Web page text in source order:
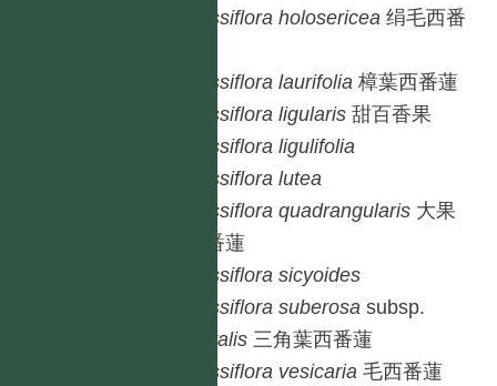
Passiflora holosericea 绢毛西番
Passiflora laurifolia 樟葉西番蓮
Passiflora ligularis 甜百香果
Passiflora ligulifolia
Passiflora lutea
Passiflora quadrangularis 大果
西番蓮
Passiflora sicyoides
Passiflora suberosasubsp.
litoralis 三角葉西番蓮
Passiflora vesicaria 毛西番蓮